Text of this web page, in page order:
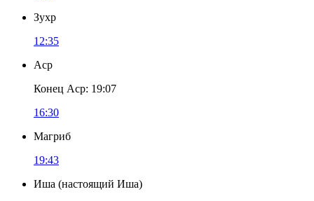
Зухр
12:35
Аср
Конец Аср: 19:07
16:30
Магриб
19:43
Иша (настоящий Иша)